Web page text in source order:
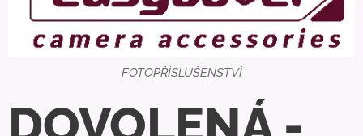
FOTOPŘÍSLUŠENSTVÍ